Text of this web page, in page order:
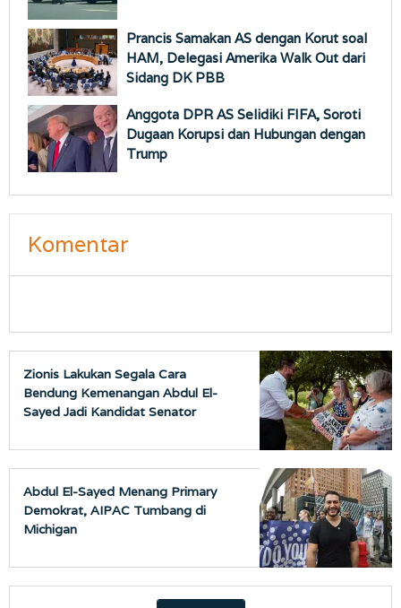
Prancis Samakan AS dengan Korut soal
HAM, Delegasi Amerika Walk Out dari
Sidang DK PBB
Anggota DPR AS Selidiki FIFA, Soroti
Dugaan Korupsi dan Hubungan dengan
Trump
Komentar
Zionis Lakukan Segala Cara
Bendung Kemenangan Abdul El-
Sayed Jadi Kandidat Senator
Abdul El-Sayed Menang Primary
Demokrat, AIPAC Tumbang di
Michigan